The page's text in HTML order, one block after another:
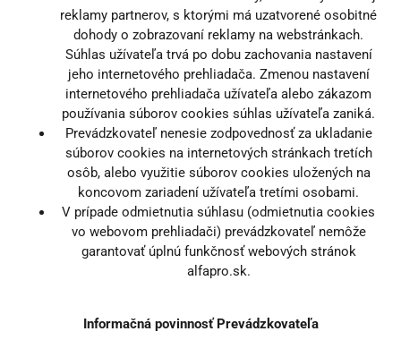
reklamy partnerov, s ktorými má uzatvorené osobitné
dohody o zobrazovaní reklamy na webstránkach.
Súhlas užívateľa trvá po dobu zachovania nastavení
jeho internetového prehliadača. Zmenou nastavení
internetového prehliadača užívateľa alebo zákazom
používania súborov cookies súhlas užívateľa zaniká.
Prevádzkovateľ nenesie zodpovednosť za ukladanie
súborov cookies na internetových stránkach tretích
osôb, alebo využitie súborov cookies uložených na
koncovom zariadení užívateľa tretími osobami.
V prípade odmietnutia súhlasu (odmietnutia cookies
vo webovom prehliadači) prevádzkovateľ nemôže
garantovať úplnú funkčnosť webových stránok
alfapro.sk.
Informačná povinnosť Prevádzkovateľa